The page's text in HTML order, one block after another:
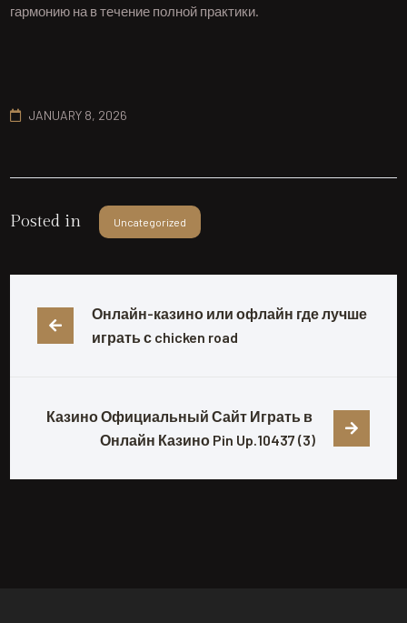
гармонию на в течение полной практики.
JANUARY 8, 2026
Posted in Uncategorized
Онлайн-казино или офлайн где лучше
играть с chicken road
Казино Официальный Сайт Играть в
Онлайн Казино Pin Up.10437 (3)